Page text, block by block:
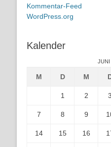
Kommentar-Feed
WordPress.org
Kalender
JUNI
M D M
1 2 3
7 8 9
14 15 16